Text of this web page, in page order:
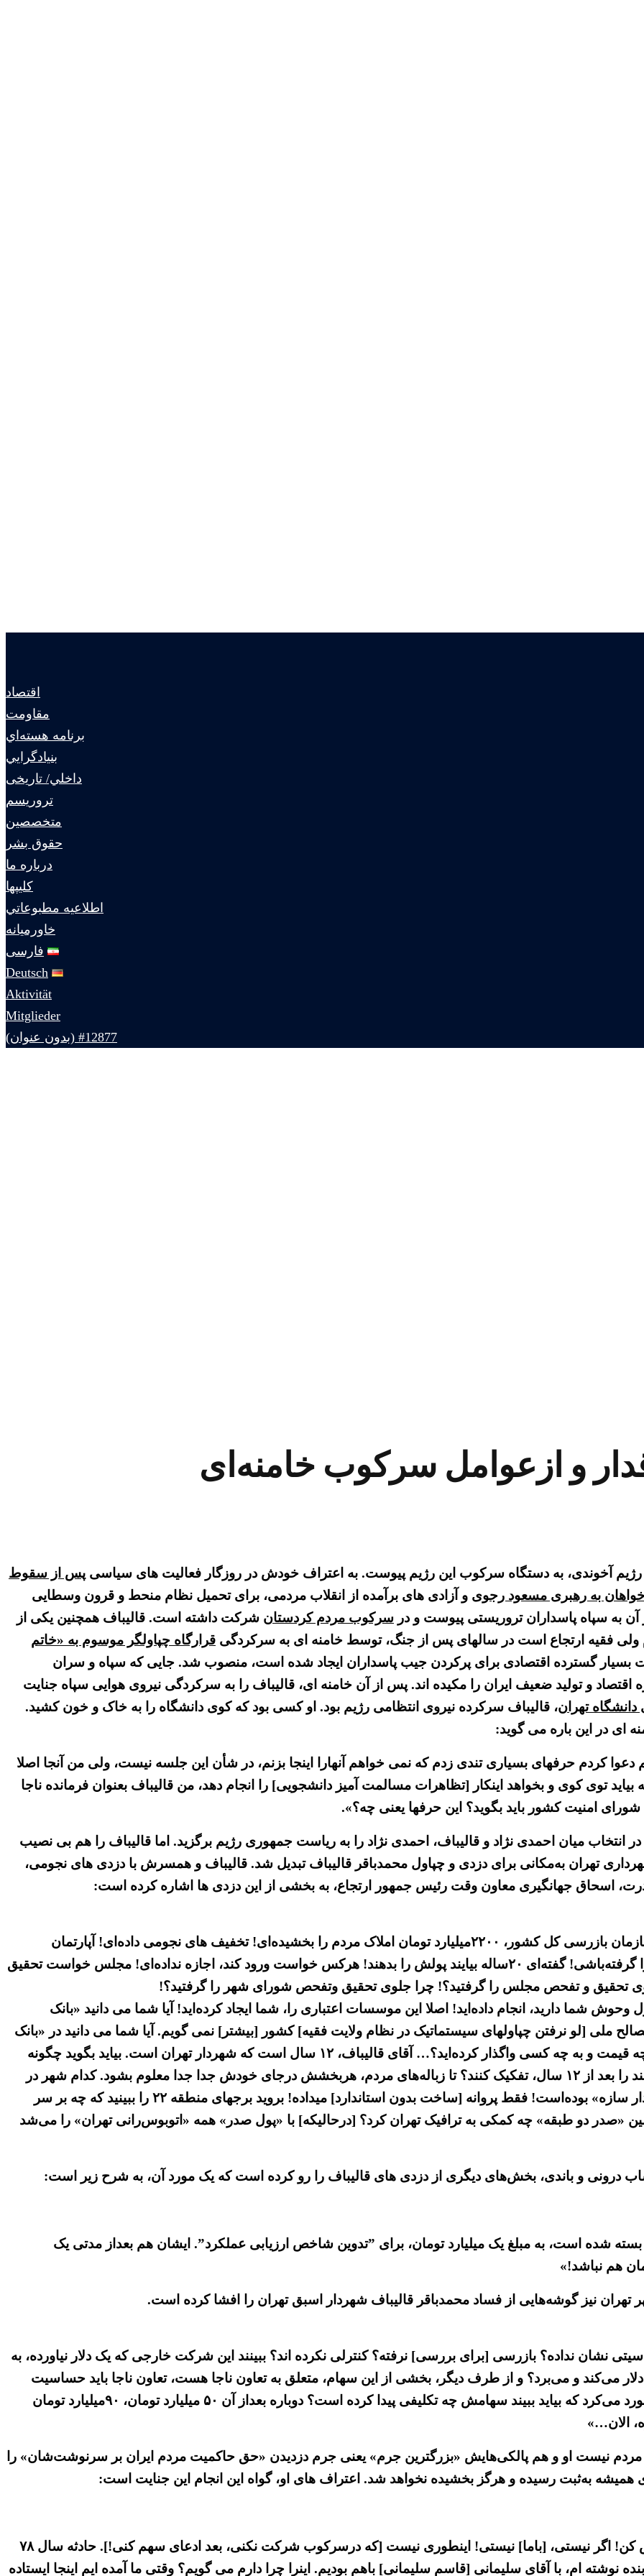
اقتصاد
مقاومت
برنامه هسته‌اي
بنيادگرايي
داخلي/ تاریخی
تروريسم
متخصصين
حقوق بشر
درباره ما
كليپها
اطلاعيه مطبوعاتي
خاورميانه
فارسی
Deutsch
Aktivität
Mitglieder
#12877 (بدون عنوان)
و ازعوامل سرکوب خامنه‌ای
رژیم آخوندی، به دستگاه سرکوب این رژیم پیوست. به اعتراف خودش در روزگار فعالیت های سیاسی پس از سقوط
خواهان به رهبری مسعود رجوی و آزادی های برآمده از انقلاب مردمی،‌ برای تحمیل نظام منحط و قرون وسطایی
به سپاه پاسداران تروریستی پیوست و در سرکوب مردم کردستان شرکت داشته است. قالیباف همچنین یکی از
ولی فقیه ارتجاع است در سالهای پس از جنگ، توسط خامنه ای به سرکردگی قرارگاه چپاولگر موسوم به «خاتم
بسیار گسترده اقتصادی برای پرکردن جیب پاسداران ایجاد شده است، منصوب شد. جایی که سپاه و سران
اقتصاد و تولید ضعیف ایران را مکیده اند. پس از آن خامنه ای، قالیباف را به سرکردگی نیروی هوایی سپاه جنایت
، قالیباف سرکرده نیروی انتظامی رژیم بود. او کسی بود که کوی دانشگاه را به خاک و خون کشید.
ای در این باره می گوید:
کردم حرفهای بسیاری تندی زدم که نمی خواهم آنهارا اینجا بزنم، در شأن این جلسه نیست، ولی من آنجا اصلا
توی کوی و بخواهد اینکار [تظاهرات مسالمت آمیز دانشجویی] را انجام دهد، من قالیباف بعنوان فرمانده ناجا
امنیت کشور باید بگوید؟ این حرفها یعنی چه؟».
جمهوری رژیم در سال ۱۳۸۴ خامنه ای در انتخاب میان احمدی نژاد و قالیباف، احمدی نژاد را به ریاست جمهوری رژیم برگزید. اما قالیباف را هم بی نصیب
شهردار تهران کرد. برای بیش از ۱۰سال شهرداری تهران به‌مکانی برای دزدی و چپاول محمدباقر قالیباف تبدیل شد. قالیباف و همسرش با دزدی های نجومی،
اسحاق جهانگیری معاون وقت رئیس جمهور ارتجاع، به بخشی از این دزدی ها اشاره کرده است:
«آقای قالیباف! املاک مردم را چه کردی؟! طبق گزارش سازمان بازرسی کل کشور، ۲۲۰۰میلیارد تومان املاک مردم را بخشیده‌ای! تخفیف های نجومی داده‌ای! آپارتمان
۱۰میلیارد تومانی را ۲میلیاردتومان داده‌ای، نه اینکه پول آنرا گرفته‌باشی! گفته‌ای ۲۰ساله بیایند پولش را بدهند! هرکس خواست ورود کند، اجازه نداده‌ای! مجلس خواست تحقیق
تحقیق و تفحص مجلس را گرفتید؟! چرا جلوی تحقیق وتفحص شورای شهر را گرفتید؟!
شما دارید، انجام داده‌اید! اصلا این موسسات اعتباری را، شما ایجاد کرده‌اید! آیا شما می دانید «بانک
ملی [لو نرفتن چپاولهای سیستماتیک در نظام ولایت فقیه] کشور [بیشتر] نمی گویم. آیا شما می دانید در «بانک
شهر» چه میگذرد؟ آیا شما می دانید «بانک سرمایه» را به چه قیمت و به چه کسی واگذار کرده‌اید؟… آقای قالیباف، ۱۲ سال است که شهردار تهران است. بیاید بگوید چگونه
نتوانسته همین زباله‌هایی که ازجلوی خانه مردم جمع می‌کنند را بعد از ۱۲ سال، تفکیک کنند؟ تا زباله‌های مردم، هربخشش درجای خودش جدا جدا معلوم بشود. کدام شهر در
اشل تهران اینگونه زباله جمع می‌کنند؟ ایشان فقط «شهردار سازه» بوده‌است! فقط پروانه [ساخت بدون استاندارد] میداده! بروید برجهای منطقه ۲۲ را ببینید که چه بر سر
«صدر دو طبقه» چه کمکی به ترافیک تهران کرد؟ [درحالیکه] با «پول صدر» همه «اتوبوس‌رانی تهران» را می‌شد
درونی و باندی، بخش‌های دیگری از دزدی های قالیباف را رو کرده است که یک مورد آن، به شرح زیر است:
پلیس، بسته شده است، به مبلغ یک میلیارد تومان، برای ”تدوین شاخص ارزیابی عملکرد”. ایشان هم بعداز مدتی یک
هم نباشد!»
نیز گوشه‌هایی از فساد محمدباقر قالیباف شهردار اسبق تهران را افشا کرده است.
نشان نداده؟ بازرسی [برای بررسی] نرفته؟ کنترلی نکرده اند؟ ببینند این شرکت خارجی که یک دلار نیاورده، به
دلار می‌کند و می‌برد؟ و از طرف دیگر، بخشی از این سهام، متعلق به تعاون ناجا هست، تعاون ناجا باید حساسیت
نشان می داد! خود ناجا باید با حساسیت با این موضوع برخورد می‌کرد که بیاید ببیند سهامش چه تکلیفی پیدا کرده است؟ دوباره بعداز آن ۵۰ میلیارد تومان، ۹۰میلیارد تومان
الان…»
مردم نیست او و هم پالکی‌هایش «بزرگترین جرم» یعنی جرم دزدیدن «حق حاکمیت مردم ایران بر سرنوشت‌شان» را
همیشه به‌ثبت رسیده و هرگز بخشیده نخواهد شد. اعتراف های او، گواه این انجام این جنایت است:
«مرتیکه ریخته توی خیابان، اگر انقلابی هستی! بزن داغانش کن! اگر نیستی، [باما] نیستی! اینطوری نیست [که درسرکوب شرکت نکنی، بعد ادعای سهم کنی!]. حادثه سال ۷۸
نوشته ام، با آقای سلیمانی [قاسم سلیمانی] باهم بودیم. اینرا چرا دارم می گویم؟ وقتی ما آمده ایم اینجا ایستاده